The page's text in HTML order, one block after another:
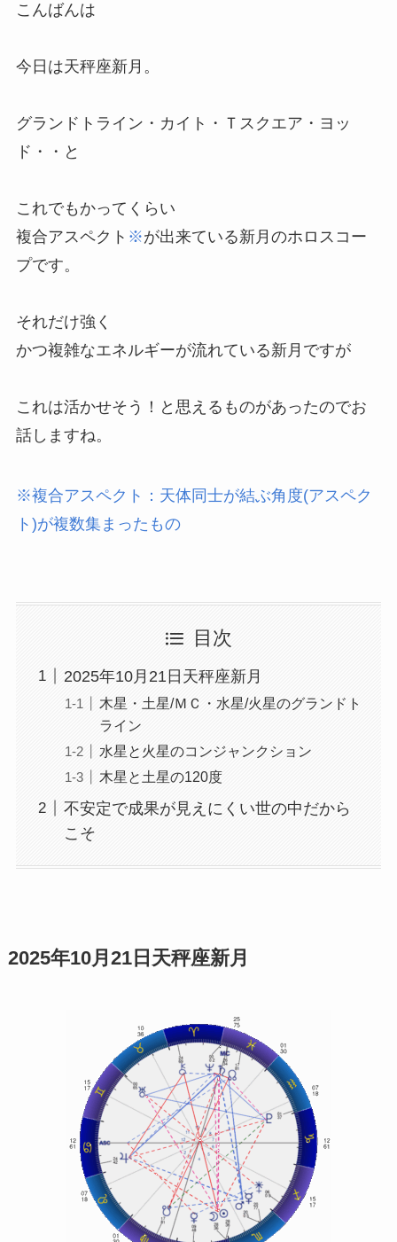
こんばんは
今日は天秤座新月。
グランドトライン・カイト・Ｔスクエア・ヨッ
ド・・と
これでもかってくらい
複合アスペクト ※が出来ている新月のホロスコー
プです。
それだけ強く
かつ複雑なエネルギーが流れている新月ですが
これは活かせそう！と思えるものがあったのでお
話しますね。
※複合アスペクト：天体同士が結ぶ角度(アスペク
ト)が複数集まったもの
目次
2025年10月21日天秤座新月
木星・土星/ＭＣ・水星/火星のグランドト
ライン
水星と火星のコンジャンクション
木星と土星の120度
不安定で成果が見えにくい世の中だから
こそ
2025年10月21日天秤座新月